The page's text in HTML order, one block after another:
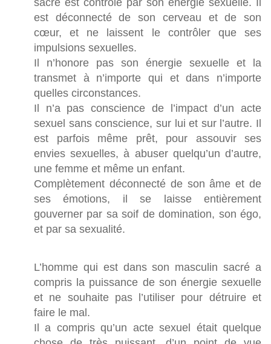
sacré est contrôlé par son énergie sexuelle. Il
est déconnecté de son cerveau et de son
cœur, et ne laissent le contrôler que ses
impulsions sexuelles.
Il n’honore pas son énergie sexuelle et la
transmet à n’importe qui et dans n’importe
quelles circonstances.
Il n’a pas conscience de l’impact d’un acte
sexuel sans conscience, sur lui et sur l’autre. Il
est parfois même prêt, pour assouvir ses
envies sexuelles, à abuser quelqu’un d’autre,
une femme et même un enfant.
Complètement déconnecté de son âme et de
ses émotions, il se laisse entièrement
gouverner par sa soif de domination, son égo,
et par sa sexualité.
L’homme qui est dans son masculin sacré a
compris la puissance de son énergie sexuelle
et ne souhaite pas l’utiliser pour détruire et
faire le mal.
Il a compris qu’un acte sexuel était quelque